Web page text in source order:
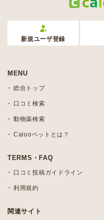
新規ユーザ登録
MENU
総合トップ
口コミ検索
動物薬検索
Calooペットとは？
TERMS・FAQ
口コミ投稿ガイドライン
利用規約
関連サイト